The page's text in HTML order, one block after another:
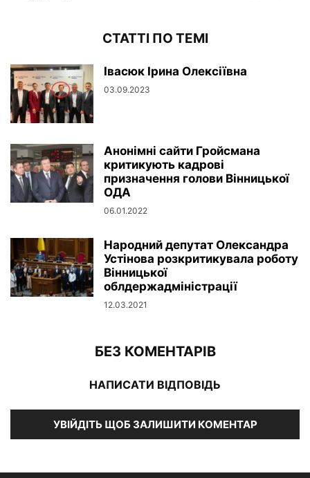
СТАТТІ ПО ТЕМІ
Івасюк Ірина Олексіївна
03.09.2023
Анонімні сайти Гройсмана
критикують кадрові
призначення голови Вінницької
ОДА
06.01.2022
Народний депутат Олександра
Устінова розкритикувала роботу
Вінницької
облдержадміністрації
12.03.2021
БЕЗ КОМЕНТАРІВ
НАПИСАТИ ВІДПОВІДЬ
УВІЙДІТЬ ЩОБ ЗАЛИШИТИ КОМЕНТАР